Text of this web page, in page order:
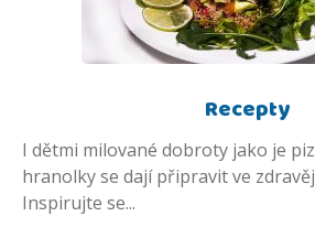
Recepty
I dětmi milované dobroty jako je
hranolky se dají připravit ve
Inspirujte se...